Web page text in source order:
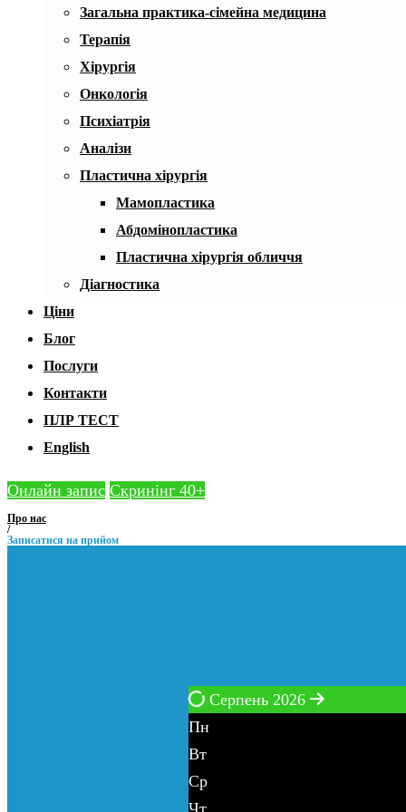
Загальна практика-сімейна медицина
Терапія
Хірургія
Онкологія
Психіатрія
Аналізи
Пластична хірургія
Мамопластика
Абдомінопластика
Пластична хірургія обличчя
Діагностика
Ціни
Блог
Послуги
Контакти
ПЛР ТЕСТ
English
Онлайн запис Скринінг 40+
Про нас
/
Записатися на прийом
Серпень 2026
Пн
Вт
Ср